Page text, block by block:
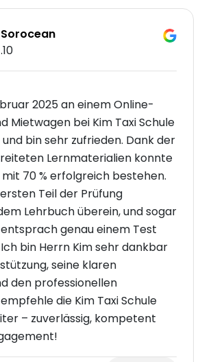
2025 an einem Online-
Mietwagen bei Kim Taxi Schule
bin sehr zufrieden. Dank der
Lernmaterialien konnte
70 % erfolgreich bestehen.
Teil der Prüfung
Lehrbuch überein, und sogar
genau einem Test
bin Herrn Kim sehr dankbar
seine klaren
den professionellen
die Kim Taxi Schule
– zuverlässig, kompetent